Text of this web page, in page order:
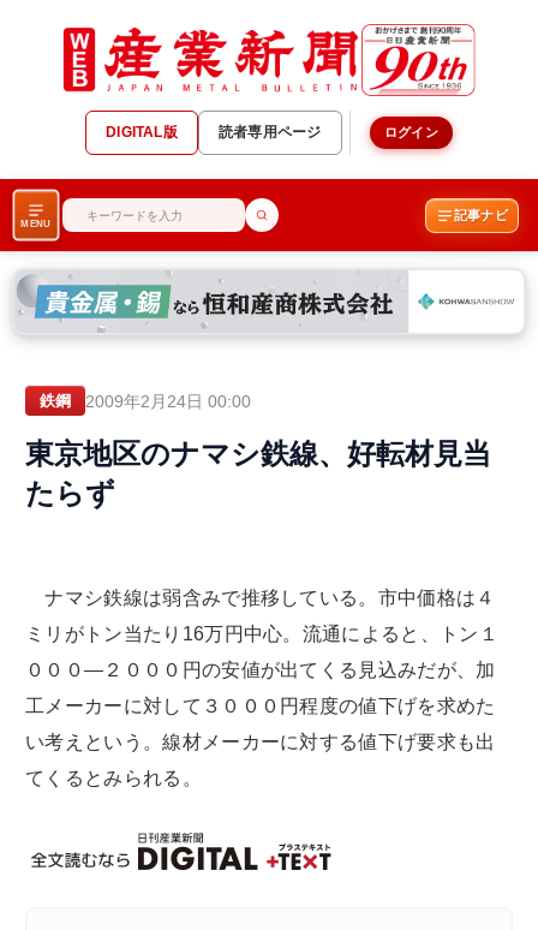
DIGITAL版 読者専用ページ ログイン
MENU
記事ナビ
鉄鋼 2009年2月24日 00:00
東京地区のナマシ鉄線、好転材見当
たらず
ナマシ鉄線は弱含みで推移している。市中価格は４
ミリがトン当たり16万円中心。流通によると、トン１
０００―２０００円の安値が出てくる見込みだが、加
工メーカーに対して３０００円程度の値下げを求めた
い考えという。線材メーカーに対する値下げ要求も出
てくるとみられる。